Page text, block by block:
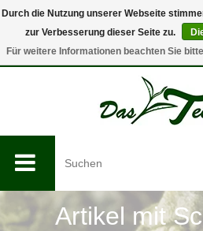
0
Artikel mit
Durch die Nutzung unserer Webseite
zur Verbesserung dieser Seite zu.
Für weitere Informationen beachten Sie